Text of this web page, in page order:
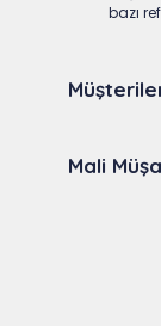
bazı
Mali